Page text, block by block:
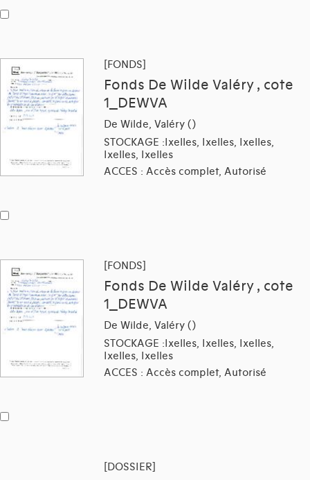
[FONDS]
Fonds De Wilde Valéry , cote
1_DEWVA
De Wilde, Valéry ()
STOCKAGE :Ixelles, Ixelles, Ixelles,
Ixelles, Ixelles
ACCES : Accès complet, Autorisé
[FONDS]
Fonds De Wilde Valéry , cote
1_DEWVA
De Wilde, Valéry ()
STOCKAGE :Ixelles, Ixelles, Ixelles,
Ixelles, Ixelles
ACCES : Accès complet, Autorisé
[DOSSIER]